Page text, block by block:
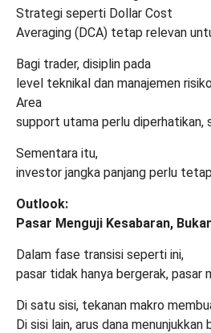
Strategi seperti Dollar Cost
Averaging (DCA) tetap relevan
Bagi trader, disiplin pada
level teknikal dan manajemen
Area
support utama perlu diperhatikan,
Sementara itu,
investor jangka panjang perlu
Outlook:
Pasar Menguji Kesabaran,
Dalam fase transisi seperti ini,
pasar tidak hanya bergerak, pasar
Di satu sisi, tekanan makro
Di sisi lain, arus dana